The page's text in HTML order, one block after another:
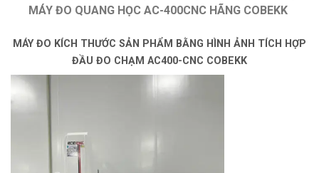
MÁY ĐO QUANG HỌC AC-400CNC HÃNG COBEKK
MÁY ĐO KÍCH THƯỚC SẢN PHẨM BẰNG HÌNH ẢNH TÍCH HỢP
ĐẦU ĐO CHẠM AC400-CNC COBEKK